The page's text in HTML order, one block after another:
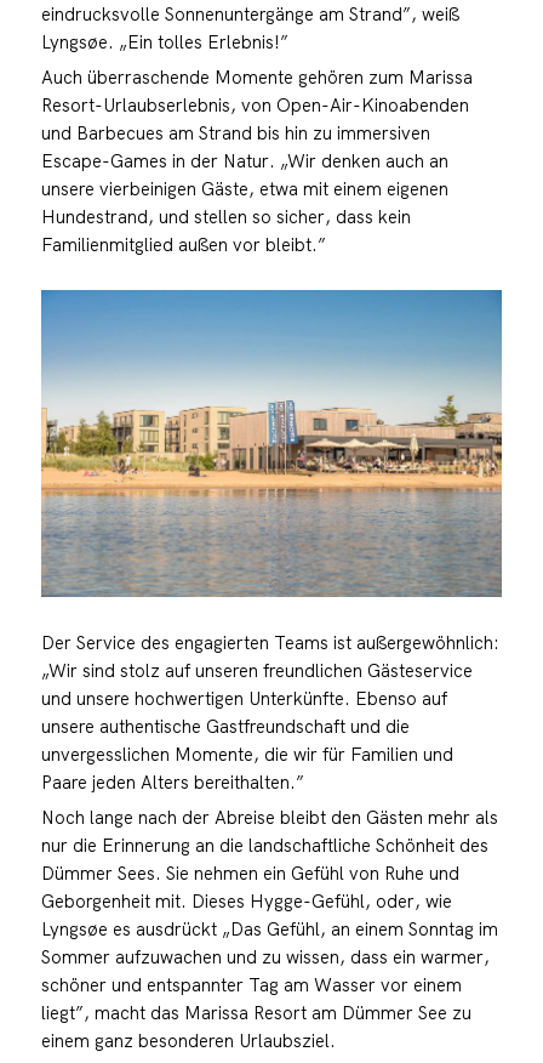
eindrucksvolle Sonnenuntergänge am Strand”, weiß
Lyngsøe. „Ein tolles Erlebnis!”
Auch überraschende Momente gehören zum Marissa
Resort-Urlaubserlebnis, von Open-Air-Kinoabenden
und Barbecues am Strand bis hin zu immersiven
Escape-Games in der Natur. „Wir denken auch an
unsere vierbeinigen Gäste, etwa mit einem eigenen
Hundestrand, und stellen so sicher, dass kein
Familienmitglied außen vor bleibt.”
Der Service des engagierten Teams ist außergewöhnlich:
„Wir sind stolz auf unseren freundlichen Gästeservice
und unsere hochwertigen Unterkünfte. Ebenso auf
unsere authentische Gastfreundschaft und die
unvergesslichen Momente, die wir für Familien und
Paare jeden Alters bereithalten.”
Noch lange nach der Abreise bleibt den Gästen mehr als
nur die Erinnerung an die landschaftliche Schönheit des
Dümmer Sees. Sie nehmen ein Gefühl von Ruhe und
Geborgenheit mit. Dieses Hygge-Gefühl, oder, wie
Lyngsøe es ausdrückt „Das Gefühl, an einem Sonntag im
Sommer aufzuwachen und zu wissen, dass ein warmer,
schöner und entspannter Tag am Wasser vor einem
liegt”, macht das Marissa Resort am Dümmer See zu
einem ganz besonderen Urlaubsziel.